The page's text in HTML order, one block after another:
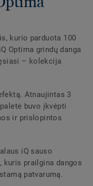
kurio parduota 100
Optima grindų danga
– kolekcija
Atnaujintas 3
buvo įkvėpti
ir prislopintos
iQ sauso
kuris prailgina dangos
patvarumą.